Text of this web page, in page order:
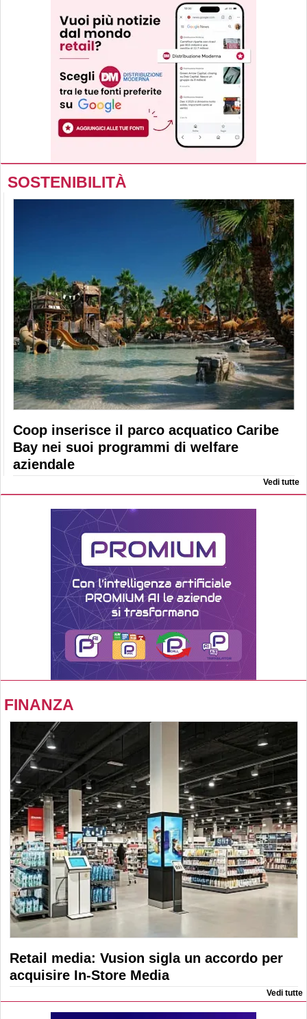
SOSTENIBILITÀ
Coop inserisce il parco acquatico Caribe
Bay nei suoi programmi di welfare
aziendale
Vedi tutte
FINANZA
Retail media: Vusion sigla un accordo per
acquisire In-Store Media
Vedi tutte